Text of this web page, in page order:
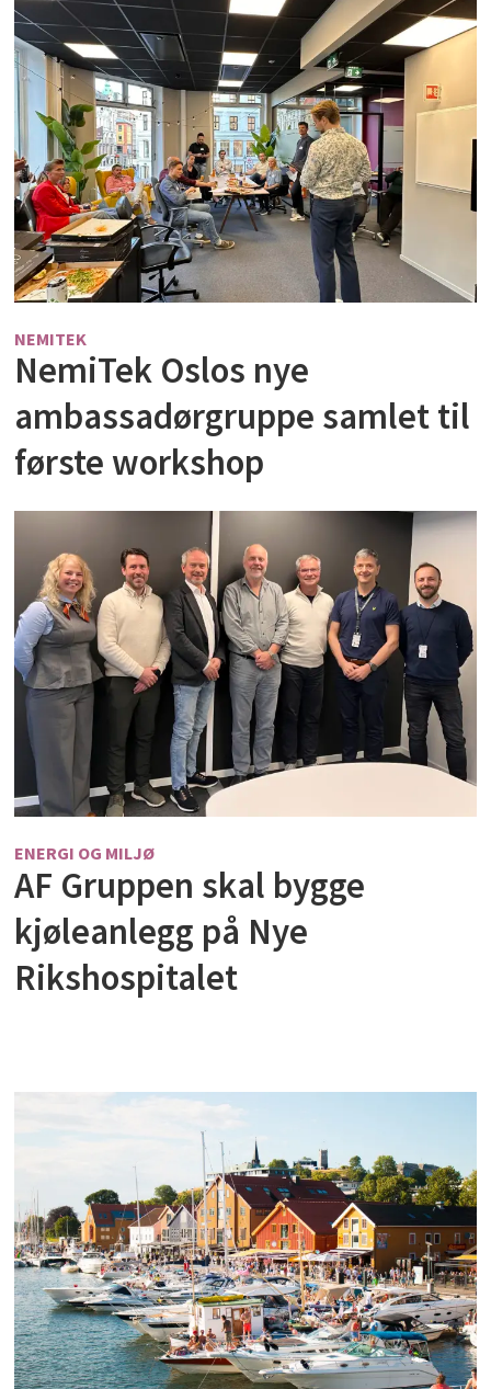
NEMITEK
NemiTek Oslos nye
ambassadørgruppe samlet til
første workshop
ENERGI OG MILJØ
AF Gruppen skal bygge
kjøleanlegg på Nye
Rikshospitalet